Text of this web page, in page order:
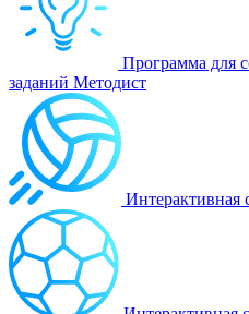
Программа для
заданий Методист
Интерактивная